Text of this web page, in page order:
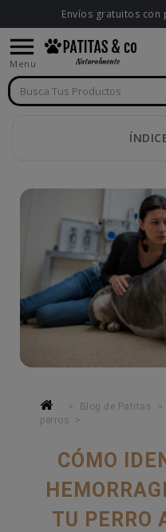
Envíos gratuitos

Menu
Blog de Patitas
perros
CÓMO
TU PERRO